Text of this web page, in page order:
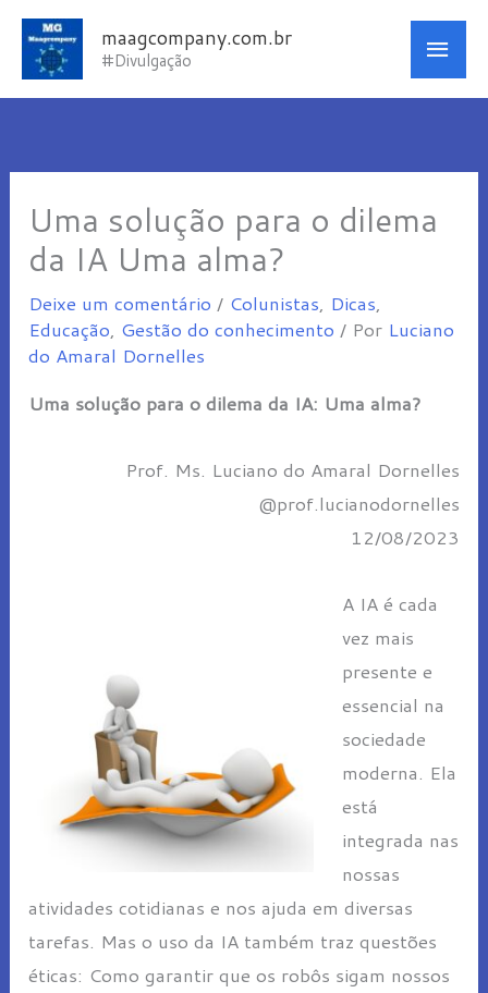
para
maagcompany.com.br
#Divulgação
Uma solução para o dilema
da IA Uma alma?
Deixe um comentário / Colunistas Dicas
Educação Gestão do conhecimento / Por Luciano
do Amaral Dornelles
Uma solução para o dilema da IA: Uma alma?
Prof. Ms. Luciano do Amaral Dornelles
@prof.lucianodornelles
12/08/2023
A IA é cada
vez mais
presente e
essencial na
sociedade
moderna. Ela
está
integrada nas
nossas
atividades cotidianas e nos ajuda em diversas
tarefas. Mas o uso da IA também traz questões
éticas: Como garantir que os robôs sigam nossos